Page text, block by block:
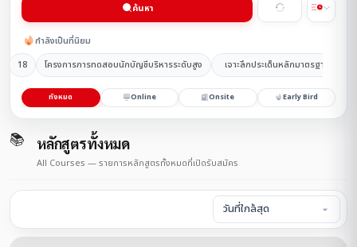
ค้นหา
กำลังเป็นที่นิยม
18
โครงการการทดสอบนักบัญชีบริหารระดับสูง เจาะลึกประเด็นหลักมาตรฐานการร
ทั้งหมด Online Onsite Early Bird
📚 หลักสูตรทั้งหมด
All Courses — รายการหลักสูตรทั้งหมดที่เปิดรับสมัคร